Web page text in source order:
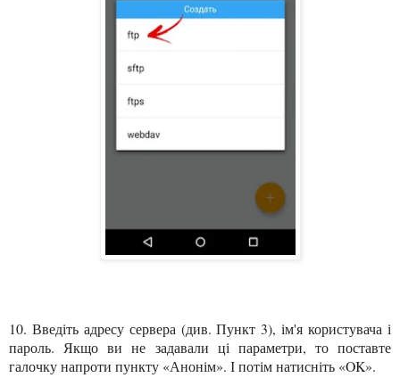
10. Введіть адресу сервера (див. Пункт 3), ім'я користувача і
пароль. Якщо ви не задавали ці параметри, то поставте
галочку напроти пункту «Анонім». І потім натисніть «OK».